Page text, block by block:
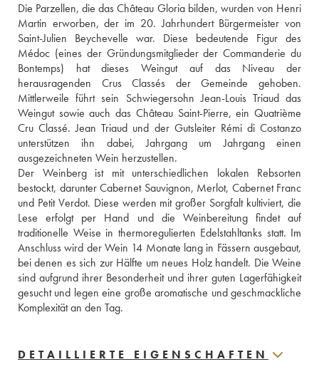
Die Parzellen, die das Château Gloria bilden, wurden von Henri
Martin erworben, der im 20. Jahrhundert Bürgermeister von
Saint-Julien Beychevelle war. Diese bedeutende Figur des
Médoc (eines der Gründungsmitglieder der Commanderie du
Bontemps) hat dieses Weingut auf das Niveau der
herausragenden Crus Classés der Gemeinde gehoben.
Mittlerweile führt sein Schwiegersohn Jean-Louis Triaud das
Weingut sowie auch das Château Saint-Pierre, ein Quatrième
Cru Classé. Jean Triaud und der Gutsleiter Rémi di Costanzo
unterstützen ihn dabei, Jahrgang um Jahrgang einen
ausgezeichneten Wein herzustellen.
Der Weinberg ist mit unterschiedlichen lokalen Rebsorten
bestockt, darunter Cabernet Sauvignon, Merlot, Cabernet Franc
und Petit Verdot. Diese werden mit großer Sorgfalt kultiviert, die
Lese erfolgt per Hand und die Weinbereitung findet auf
traditionelle Weise in thermoregulierten Edelstahltanks statt. Im
Anschluss wird der Wein 14 Monate lang in Fässern ausgebaut,
bei denen es sich zur Hälfte um neues Holz handelt. Die Weine
sind aufgrund ihrer Besonderheit und ihrer guten Lagerfähigkeit
gesucht und legen eine große aromatische und geschmackliche
Komplexität an den Tag.
DETAILLIERTE EIGENSCHAFTEN